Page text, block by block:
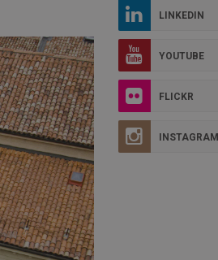
LINKEDIN
YOUTUBE
FLICKR
INSTAGRAM